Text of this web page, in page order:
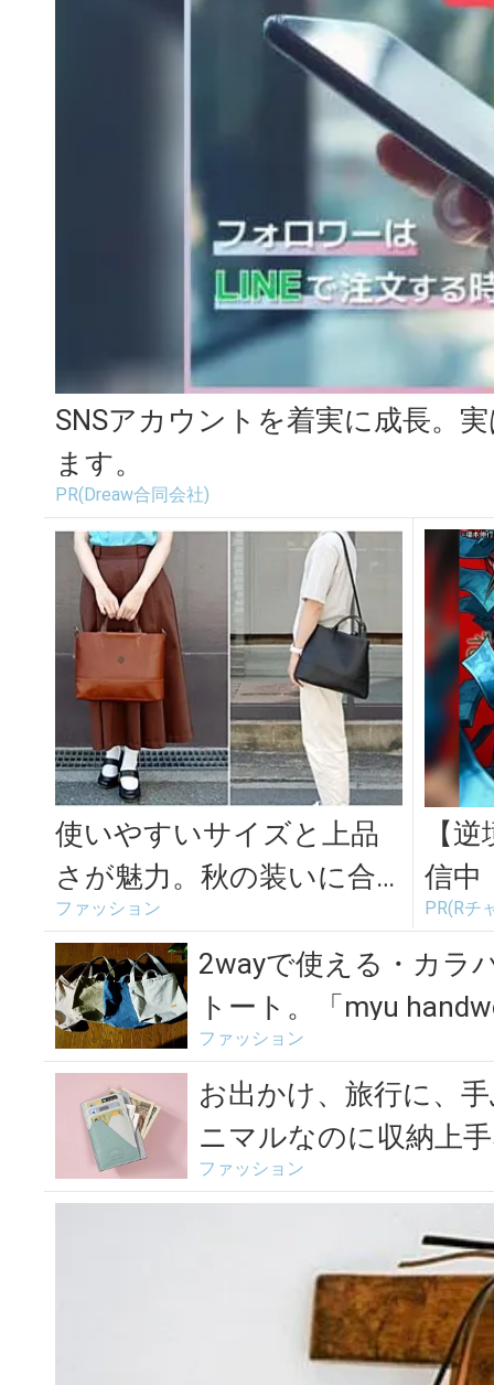
SNSアカウントを着実に成長。
ます。
PR(Dreaw合同会社)
使いやすいサイズと上品
さが魅力。秋の装いに合
わせたい「CLEDRAN」の
2WAY...
ファッション
【
信中
録不
PR(Rチ
2wayで使える・カラ
トート。「myu
ファッション
お出かけ、旅行に、
ニマルなのに収納上手
ファッション